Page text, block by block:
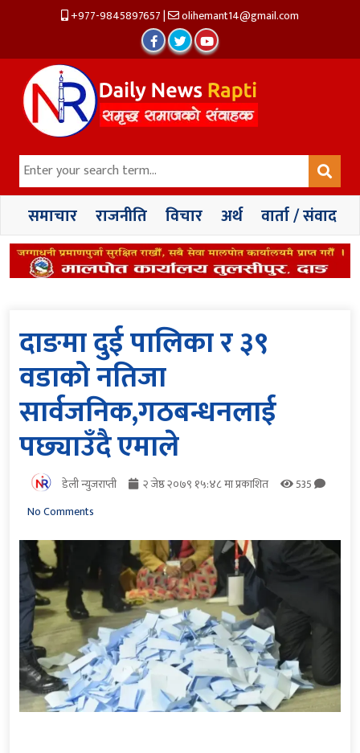
+977-9845897657| olihemant14@gmail.com
समाचार राजनीति विचार अर्थ वार्ता / संवाद
दाङमा दुई पालिका र ३९
वडाको नतिजा
सार्वजनिक,गठबन्धनलाई
पछ्याउँदै एमाले
डेली न्युजराप्ती २ जेष्ठ २०७९ १५:४८ मा प्रकाशित
535
No Comments